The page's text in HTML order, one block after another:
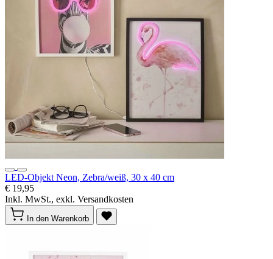
LED-Objekt Neon, Zebra/weiß, 30 x 40 cm
€ 19,95
Inkl. MwSt., exkl. Versandkosten
In den Warenkorb